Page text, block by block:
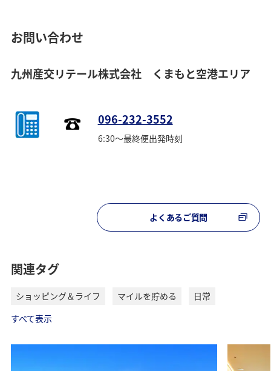
お問い合わせ
九州産交リテール株式会社 くまもと空港エリア
096-232-3552
6:30～最終便出発時刻
よくあるご質問
関連タグ
ショッピング＆ライフ マイルを貯める
日常
すべて表示